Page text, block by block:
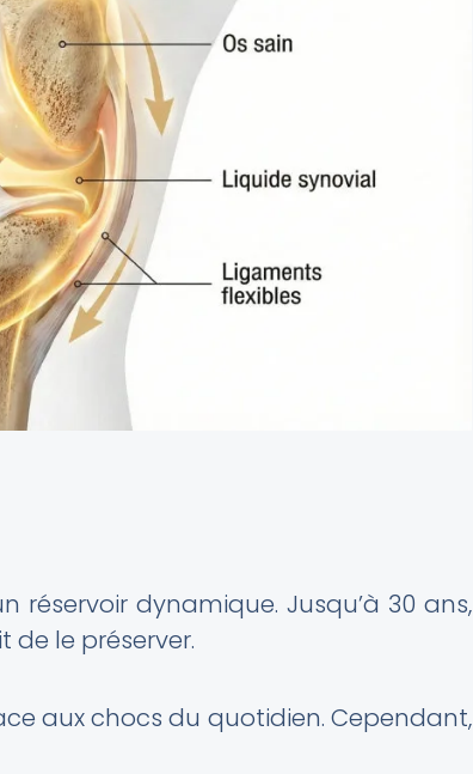
réservoir dynamique. Jusqu’à 30 ans,
de le préserver.
aux chocs du quotidien. Cependant,